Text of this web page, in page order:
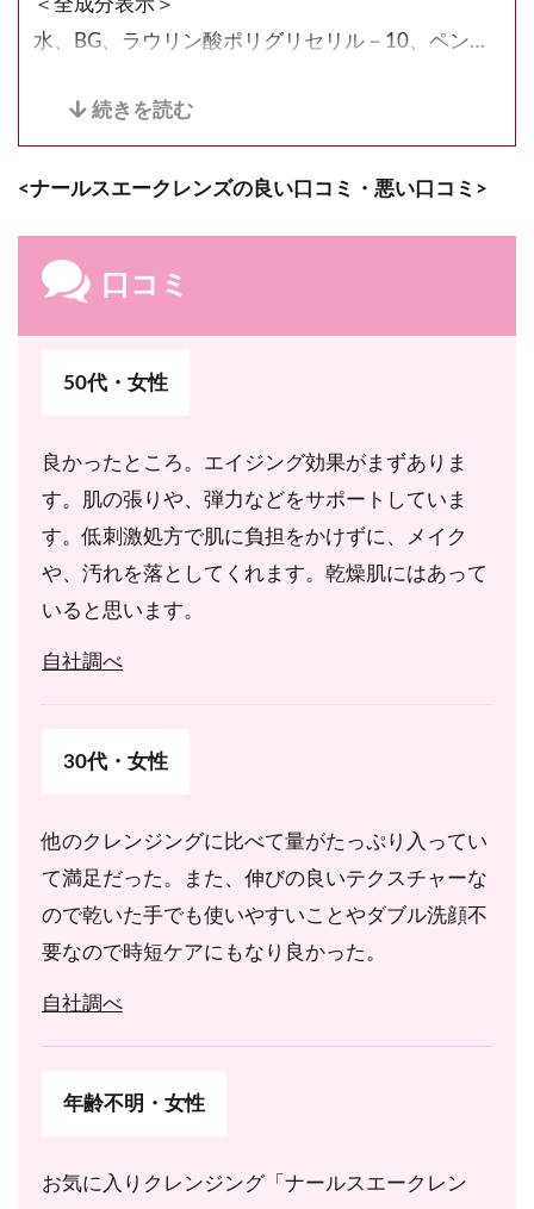
＜全成分表示＞
水、BG、ラウリン酸ポリグリセリル－10、ペンチ
ン酸Na、ヒアルロン酸Na、加水分解ヒアルロン
酸、酒粕エキス、トウミツ、金、タナクラクレイ、
カワラヨモギ花エキス、シソ葉エキス、ユズ果実エ
油、α－グルカン、PEG-60水添ヒマシ油、カルボマ
ー、ポリアクリル酸Na、水酸化K
<ナールスエークレンズの良い口コミ・悪い口コミ>
口コミ
50代・女性
良かったところ。エイジング効果がまずありま
す。肌の張りや、弾力などをサポートしていま
す。低刺激処方で肌に負担をかけずに、メイク
や、汚れを落としてくれます。乾燥肌にはあって
いると思います。
自社調べ
30代・女性
他のクレンジングに比べて量がたっぷり入ってい
て満足だった。また、伸びの良いテクスチャーな
ので乾いた手でも使いやすいことやダブル洗顔不
要なので時短ケアにもなり良かった。
自社調べ
年齢不明・女性
お気に入りクレンジング「ナールスエークレン